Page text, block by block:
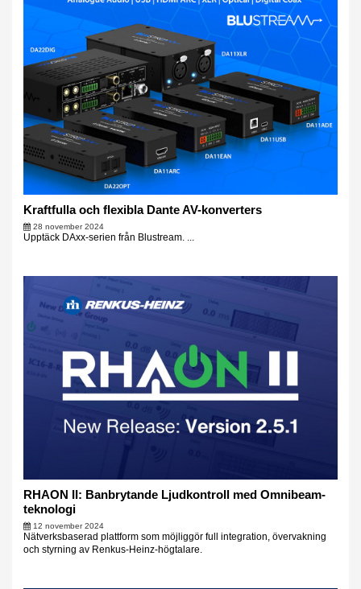
Kraftfulla och flexibla Dante AV-konverters
28 november 2024
Upptäck DAxx-serien från Blustream. ...
RHAON II: Banbrytande Ljudkontroll med Omnibeam-
teknologi
12 november 2024
Nätverksbaserad plattform som möjliggör full integration, övervakning
och styrning av Renkus-Heinz-högtalare.